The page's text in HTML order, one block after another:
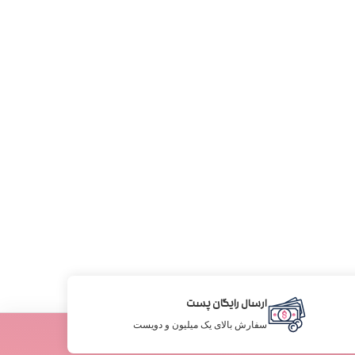
ارسال رایگان پست
سفارش بالای یک میلیون و دویست